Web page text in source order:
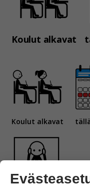
Koulut alkavat
Koulut alkavat